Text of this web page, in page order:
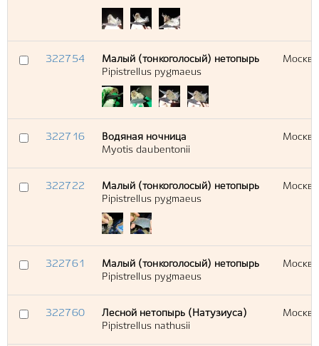
322754
Малый (тонкоголосый) нетопырь
Pipistrellus pygmaeus
322716
Водяная ночница
Myotis daubentonii
322722
Малый (тонкоголосый) нетопырь
Pipistrellus pygmaeus
322761
Малый (тонкоголосый) нетопырь
Pipistrellus pygmaeus
322760
Лесной нетопырь (Натузиуса)
Pipistrellus nathusii